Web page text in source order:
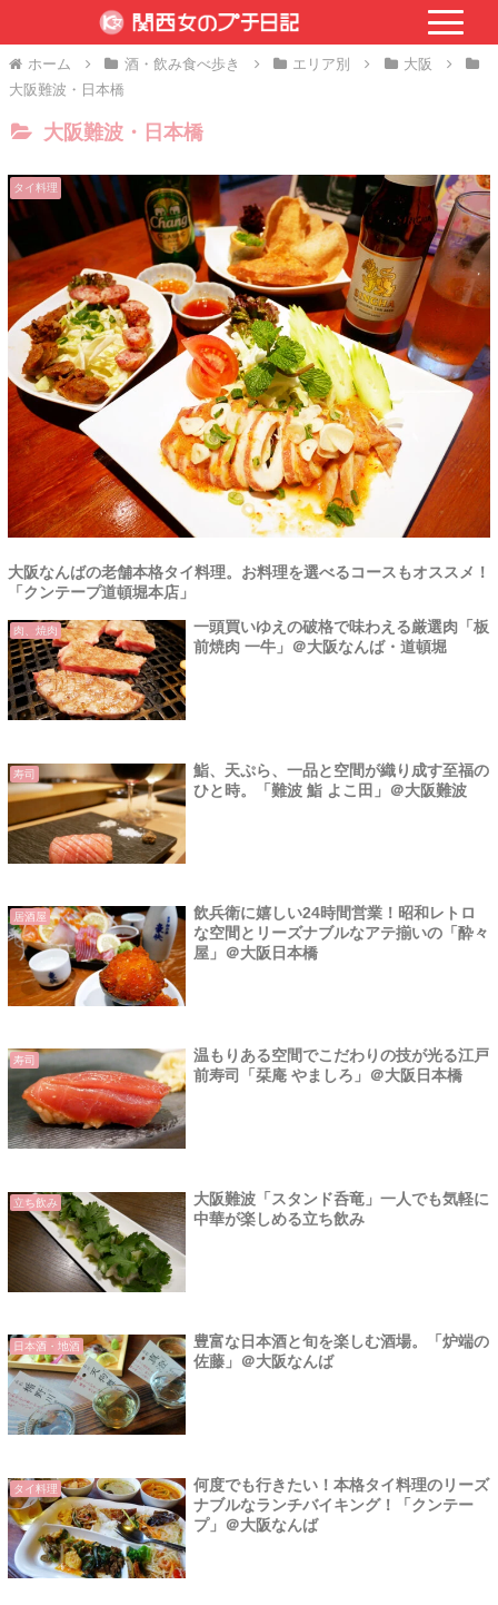
ホーム 酒・飲み食べ歩き エリア別
大阪
大阪難波・日本橋
大阪難波・日本橋
タイ料理
大阪なんばの老舗本格タイ料理。お料理を選べるコースもオススメ！
「クンテープ道頓堀本店」
肉、焼肉
一頭買いゆえの破格で味わえる厳選肉「板
前焼肉 一牛」＠大阪なんば・道頓堀
寿司
鮨、天ぷら、一品と空間が織り成す至福の
ひと時。「難波 鮨 よこ田」＠大阪難波
居酒屋
飲兵衛に嬉しい24時間営業！昭和レトロ
な空間とリーズナブルなアテ揃いの「酔々
屋」＠大阪日本橋
寿司
温もりある空間でこだわりの技が光る江戸
前寿司「栞庵 やましろ」＠大阪日本橋
立ち飲み
大阪難波「スタンド呑竜」一人でも気軽に
中華が楽しめる立ち飲み
日本酒・地酒
豊富な日本酒と旬を楽しむ酒場。「炉端の
佐藤」＠大阪なんば
タイ料理
何度でも行きたい！本格タイ料理のリーズ
ナブルなランチバイキング！「クンテー
プ」＠大阪なんば